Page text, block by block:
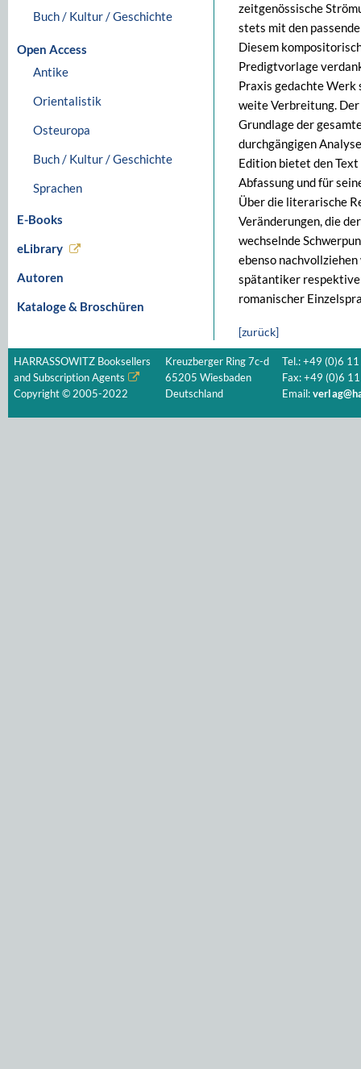
Buch / Kultur / Geschichte
Open Access
Antike
Orientalistik
Osteuropa
Buch / Kultur / Geschichte
Sprachen
E-Books
eLibrary
Autoren
Kataloge & Broschüren
zeitgenössische
stets mit den
Diesem
Predigtvorlage
Praxis gedachte
weite Verbreitung.
Grundlage der
durchgängigen
Edition bietet den
Abfassung und für
Über die literarische
Veränderungen, die
wechselnde
ebenso
spätantiker
romanischer
[zurück]
HARRASSOWITZ Booksellers
and Subscription Agents
Copyright © 2005-2022
Kreuzberger Ring 7c-d
65205 Wiesbaden
Deutschland
Tel.: +49 (0)6
Fax: +49 (0)6
Email: